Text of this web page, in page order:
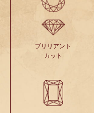
ブリリアント
カット